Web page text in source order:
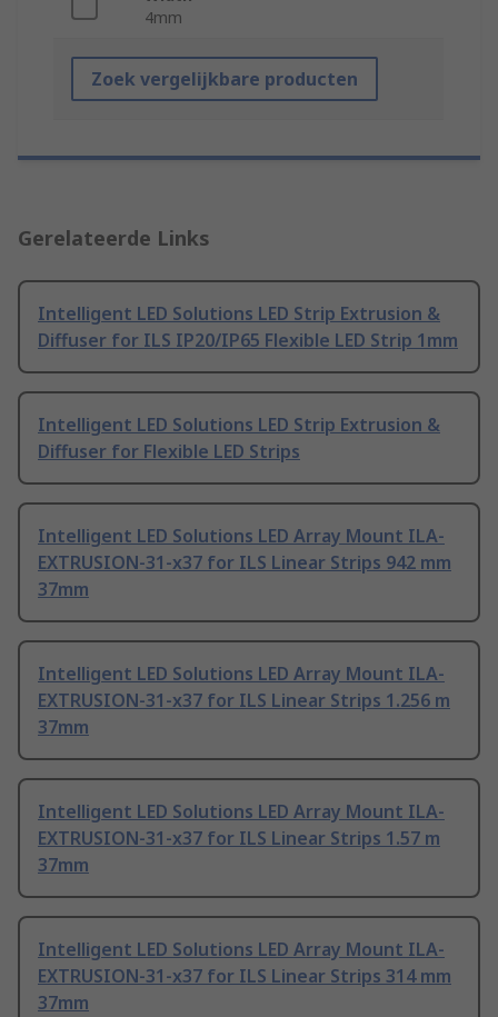
4mm
Zoek vergelijkbare producten
Gerelateerde Links
Intelligent LED Solutions LED Strip Extrusion &
Diffuser for ILS IP20/IP65 Flexible LED Strip 1mm
Intelligent LED Solutions LED Strip Extrusion &
Diffuser for Flexible LED Strips
Intelligent LED Solutions LED Array Mount ILA-
EXTRUSION-31-x37 for ILS Linear Strips 942 mm
37mm
Intelligent LED Solutions LED Array Mount ILA-
EXTRUSION-31-x37 for ILS Linear Strips 1.256 m
37mm
Intelligent LED Solutions LED Array Mount ILA-
EXTRUSION-31-x37 for ILS Linear Strips 1.57 m
37mm
Intelligent LED Solutions LED Array Mount ILA-
EXTRUSION-31-x37 for ILS Linear Strips 314 mm
37mm